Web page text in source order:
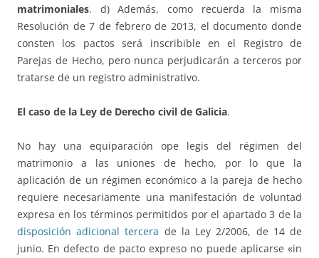
matrimoniales. d) Además, como recuerda la misma
Resolución de 7 de febrero de 2013, el documento donde
consten los pactos será inscribible en el Registro de
Parejas de Hecho, pero nunca perjudicarán a terceros por
tratarse de un registro administrativo.
El caso de la Ley de Derecho civil de Galicia.
No hay una equiparación ope legis del régimen del
matrimonio a las uniones de hecho, por lo que la
aplicación de un régimen económico a la pareja de hecho
requiere necesariamente una manifestación de voluntad
expresa en los términos permitidos por el apartado 3 de la
disposición adicional tercera de la Ley 2/2006, de 14 de
junio. En defecto de pacto expreso no puede aplicarse «in